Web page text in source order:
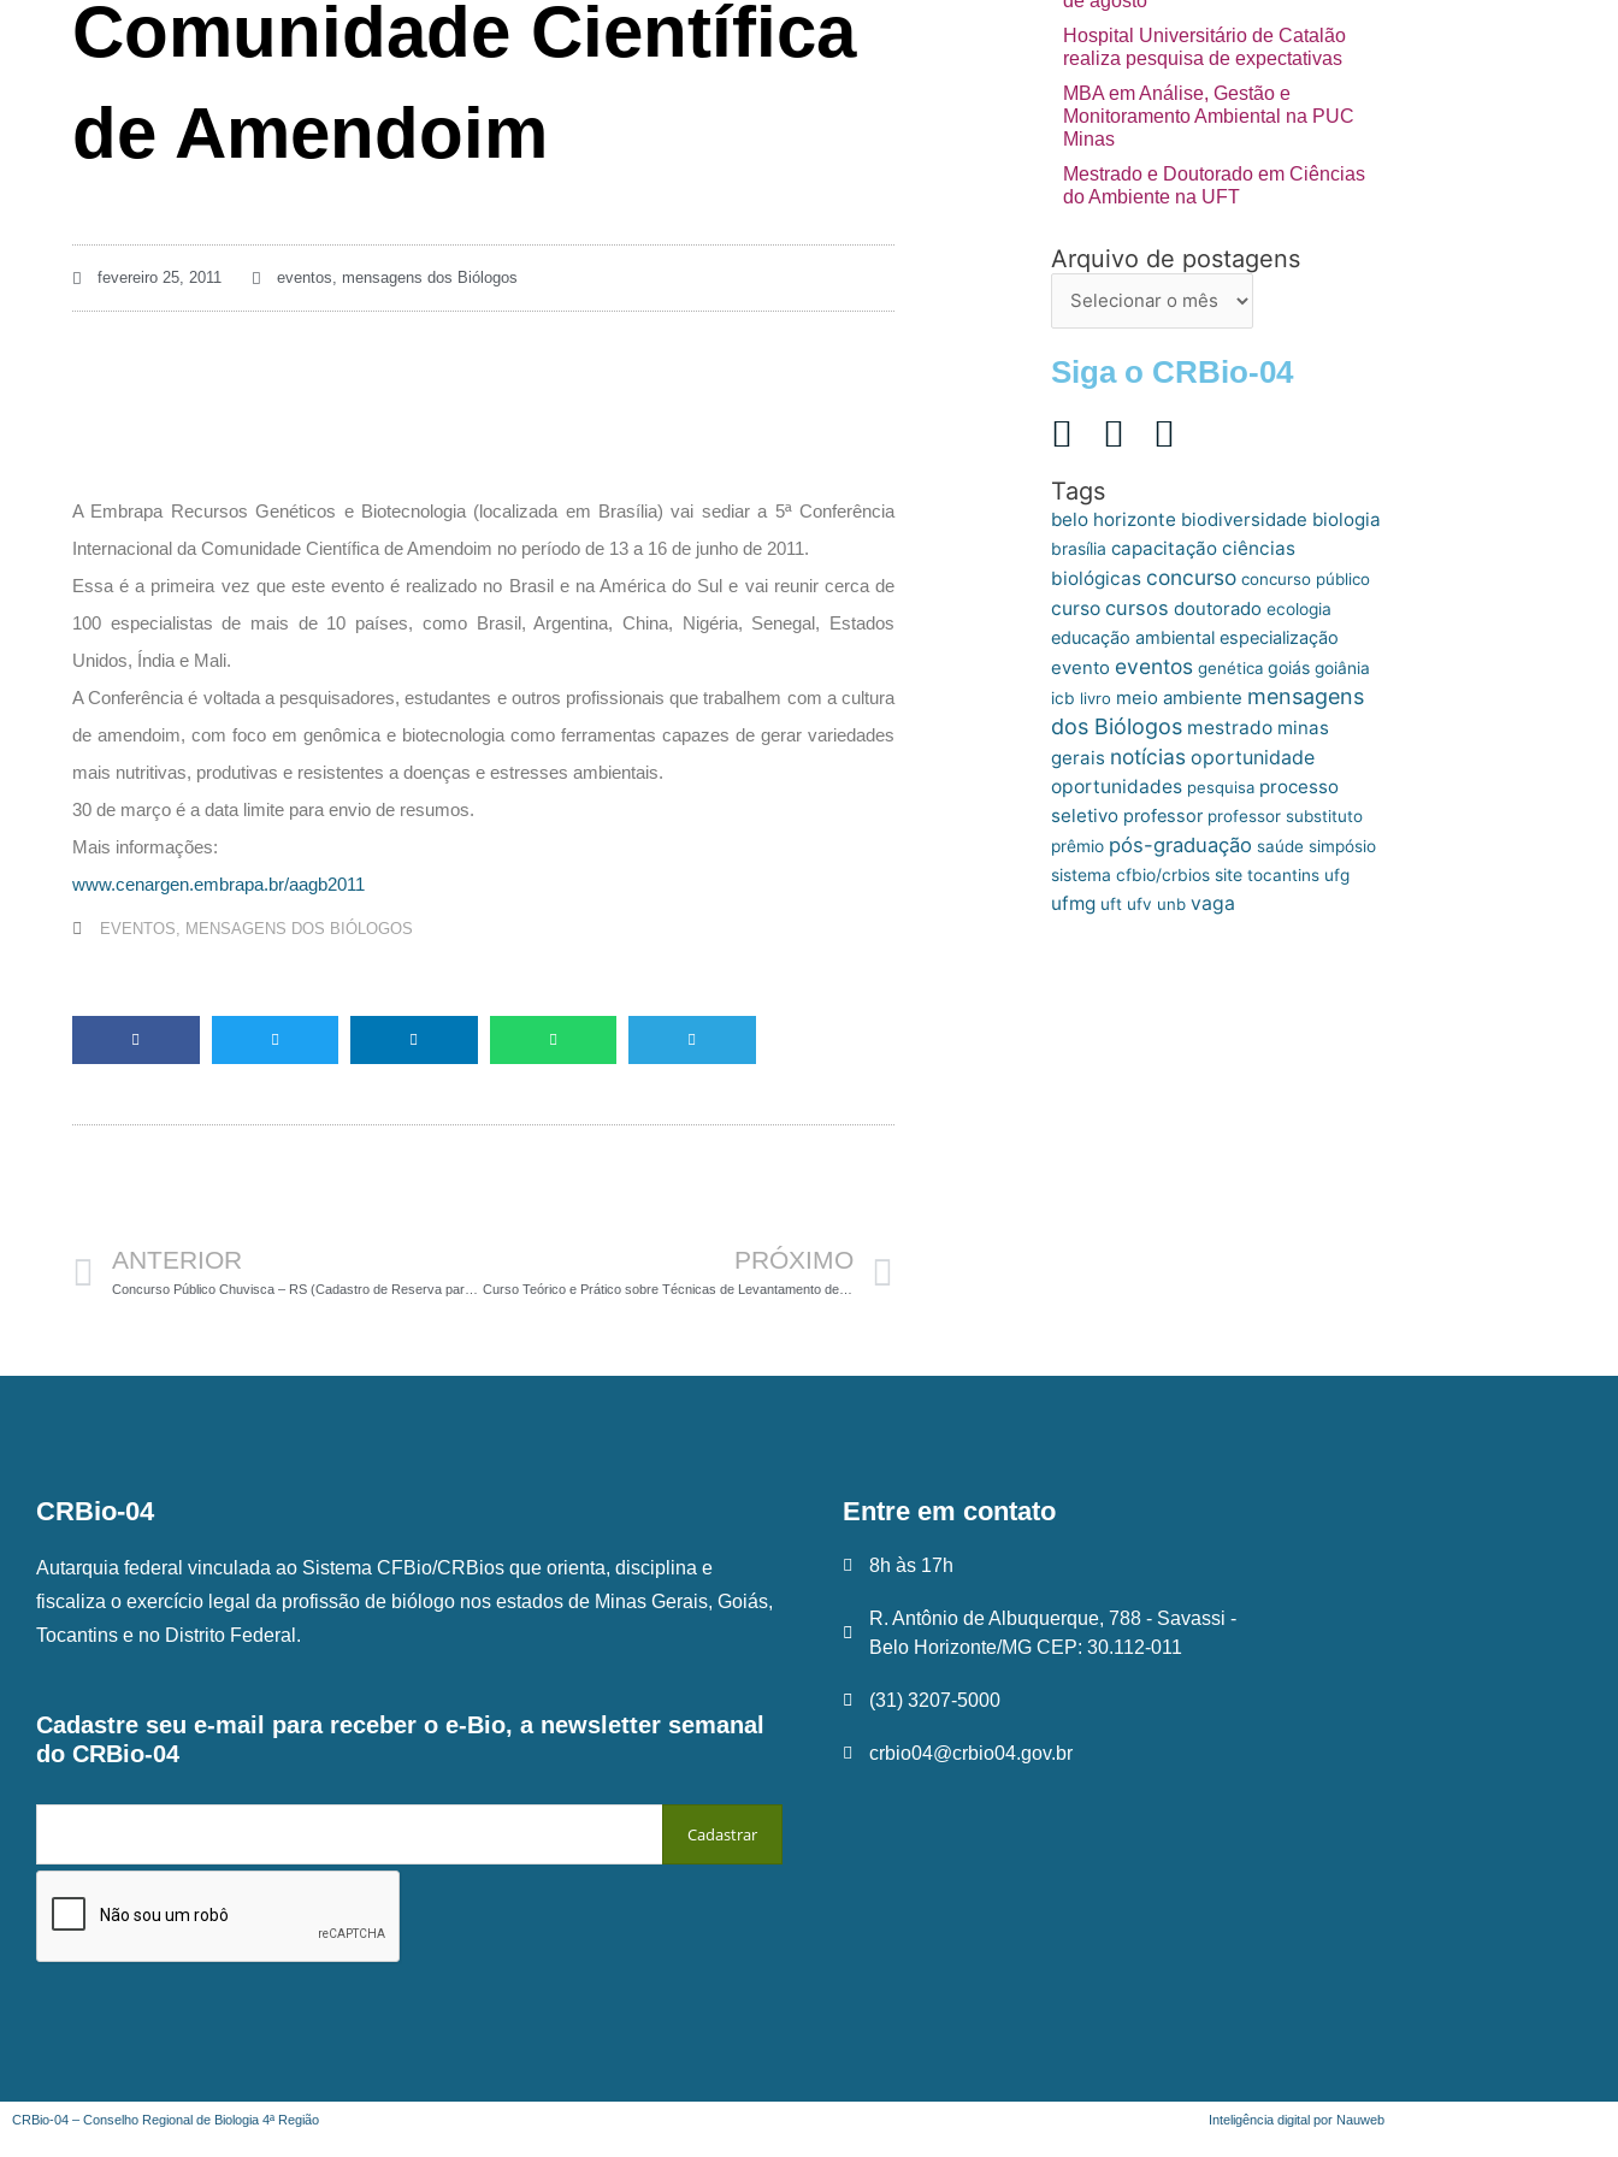
Comunidade Científica
de Amendoim
fevereiro 25, 2011 eventos, mensagens dos Biólogos
A Embrapa Recursos Genéticos e Biotecnologia (localizada em Brasília) vai sediar a 5ª Conferência
Internacional da Comunidade Científica de Amendoim no período de 13 a 16 de junho de 2011.
Essa é a primeira vez que este evento é realizado no Brasil e na América do Sul e vai reunir cerca de
100 especialistas de mais de 10 países, como Brasil, Argentina, China, Nigéria, Senegal, Estados
Unidos, Índia e Mali.
A Conferência é voltada a pesquisadores, estudantes e outros profissionais que trabalhem com a cultura
de amendoim, com foco em genômica e biotecnologia como ferramentas capazes de gerar variedades
mais nutritivas, produtivas e resistentes a doenças e estresses ambientais.
30 de março é a data limite para envio de resumos.
Mais informações:
www.cenargen.embrapa.br/aagb2011
EVENTOS, MENSAGENS DOS BIÓLOGOS
ANTERIOR PRÓXIMO
Hospital Universitário de Catalão
realiza pesquisa de expectativas
MBA em Análise, Gestão e
Monitoramento Ambiental na PUC
Minas
Mestrado e Doutorado em Ciências
do Ambiente na UFT
Arquivo de postagens
Arquivo
postagens
Siga o CRBio-04
Tags
belo horizonte biodiversidade biologia
brasília capacitação ciências
biológicas concurso concurso público
curso cursos doutorado ecologia
educação ambiental especialização
evento eventos genética goiás goiânia
icb livro meio ambiente mensagens
dos Biólogos mestrado minas
gerais notícias oportunidade
oportunidades pesquisa processo
seletivo professor professor substituto
prêmio pós-graduação saúde simpósio
sistema cfbio/crbios site tocantins ufg
ufmg uft ufv unb vaga
CRBio-04
Autarquia federal vinculada ao Sistema CFBio/CRBios que orienta, disciplina e
fiscaliza o exercício legal da profissão de biólogo nos estados de Minas Gerais, Goiás,
Tocantins e no Distrito Federal.
Cadastre seu e-mail para receber o e-Bio, a newsletter semanal
do CRBio-04
Entre em contato
8h às 17h
R. Antônio de Albuquerque, 788 - Savassi -
Belo Horizonte/MG CEP: 30.112-011
(31) 3207-5000
crbio04@crbio04.gov.br
CRBio-04 – Conselho Regional de Biologia 4ª Região Inteligência digital por Nauweb